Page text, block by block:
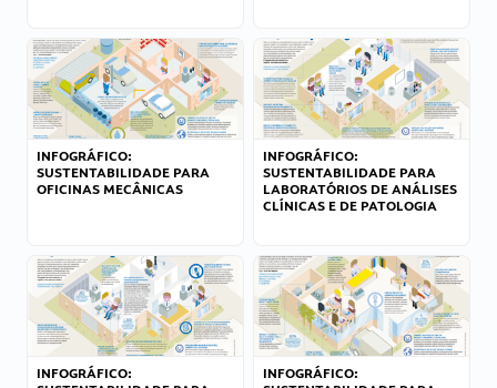
INFOGRÁFICO:
SUSTENTABILIDADE PARA
OFICINAS MECÂNICAS
INFOGRÁFICO:
SUSTENTABILIDADE PARA
LABORATÓRIOS DE ANÁLISES
CLÍNICAS E DE PATOLOGIA
INFOGRÁFICO:
INFOGRÁFICO: